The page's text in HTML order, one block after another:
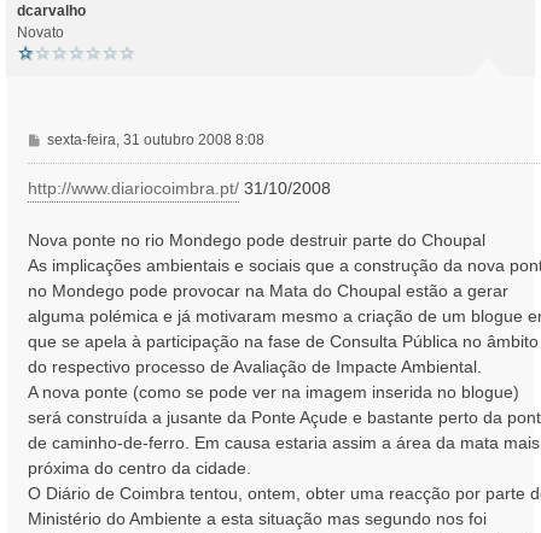
dcarvalho
Novato
M
e
n
s
g
e
m
sexta-feira, 31 outubro 2008 8:08
http://www.diariocoimbra.pt/ 31/10/2008
Nova ponte no rio Mondego pode destruir parte do Choupal
As implicações ambientais e sociais que a construção da nova
no Mondego pode provocar na Mata do Choupal estão a gerar
alguma polémica e já motivaram mesmo a criação de um blogue
que se apela à participação na fase de Consulta Pública no âmbito
do respectivo processo de Avaliação de Impacte Ambiental.
A nova ponte (como se pode ver na imagem inserida no blogue)
será construída a jusante da Ponte Açude e bastante perto da
de caminho-de-ferro. Em causa estaria assim a área da mata mais
próxima do centro da cidade.
O Diário de Coimbra tentou, ontem, obter uma reacção por parte
Ministério do Ambiente a esta situação mas segundo nos foi